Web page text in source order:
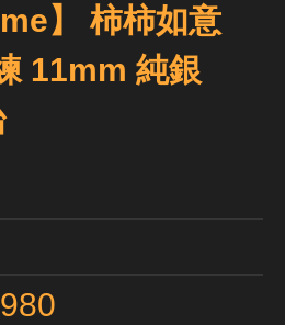
】 柿柿如意
11mm 純銀